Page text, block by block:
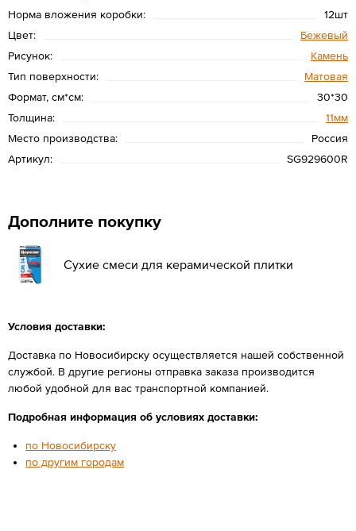
Норма вложения коробки:
12шт
Цвет:
Бежевый
Рисунок:
Камень
Тип поверхности:
Матовая
Формат, см*см:
30*30
Толщина:
11мм
Место производства:
Россия
Артикул:
SG929600R
Дополните покупку
Сухие смеси для керамической плитки
Условия доставки:
Доставка по Новосибирску осуществляется нашей собственной
службой. В другие регионы отправка заказа производится
любой удобной для вас транспортной компанией.
Подробная информация об условиях доставки:
по Новосибирску
по другим городам